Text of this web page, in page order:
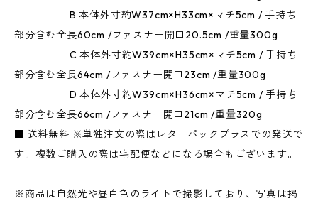
B 本体外寸約W37cm×H33cm×マチ5cm / 手持ち
部分含む全長60cm /ファスナー開口20.5cm /重量300g
C 本体外寸約W39cm×H35cm×マチ5cm / 手持ち
部分含む全長64cm /ファスナー開口23cm /重量300g
D 本体外寸約W39cm×H36cm×マチ5cm / 手持ち
部分含む全長66cm /ファスナー開口21cm /重量320g
■ 送料無料 ※単独注文の際はレターパックプラスでの発送で
す。複数ご購入の際は宅配便などになる場合もございます。
※商品は自然光や昼白色のライトで撮影しており、写真は掲